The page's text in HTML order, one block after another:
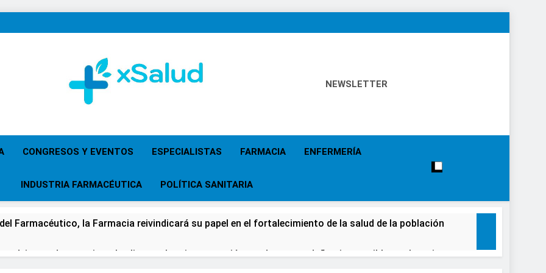
XSalud
NEWSLETTER
CONGRESOS Y EVENTOS ESPECIALISTAS FARMACIA ENFERMERÍA
INDUSTRIA FARMACÉUTICA POLÍTICA SANITARIA
Farmacéutico, la Farmacia reivindicará su papel en el fortalecimiento de la salud de la población
advierten de que mirar el eclipse solar sin protección puede causar daños irreversibles en la retina en